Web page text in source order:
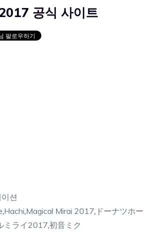
공식 사이트
션
Hachi Magical Mirai 2017 ドーナツホー
ミライ2017 初音ミク